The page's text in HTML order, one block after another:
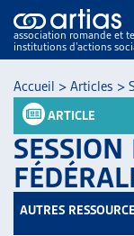
association romande et
institutions d’actions
Accueil > Articles >
ARTICLE
AUTRES